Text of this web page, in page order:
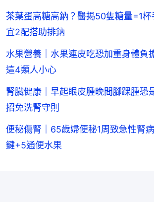
茶葉蛋高糖高鈉？醫揭50隻糖量=1
宜2配搭助排鈉
水果營養｜水果連皮吃恐加重身體
這4類人小心
腎臟健康｜早起眼皮腫晚間腳踝腫恐
招免洗腎守則
便秘傷腎｜65歲婦便秘1周致急性腎
鍵+5通便水果